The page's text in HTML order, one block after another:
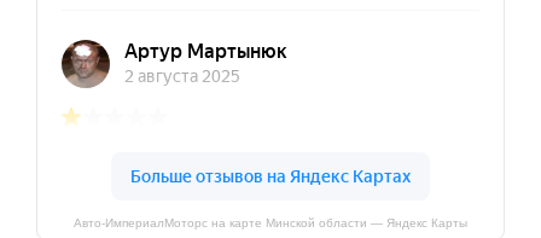
Авто-ИмпериалМоторс на карте Минской области — Яндекс Карты